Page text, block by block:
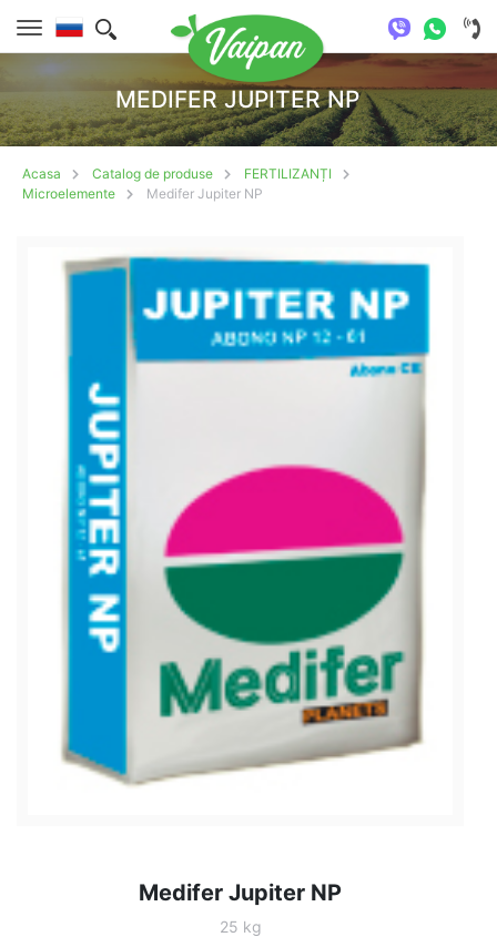
MEDIFER JUPITER NP
Acasa Catalog de produse
FERTILIZANȚI
Microelemente
Medifer Jupiter NP
Medifer Jupiter NP
25 kg